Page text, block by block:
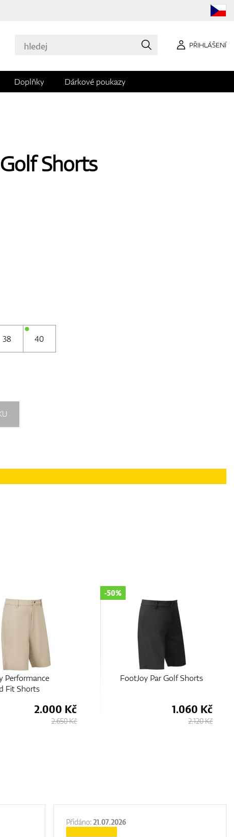
PŘIHLÁŠENÍ
Doplňky Dárkové poukazy
Shorts
38 40
Performance
Fit Shorts
2.000 Kč
2.650 Kč
FootJoy Par Golf Shorts
-50%
1.060 Kč
2.120 Kč
Přidáno:21.07.2026